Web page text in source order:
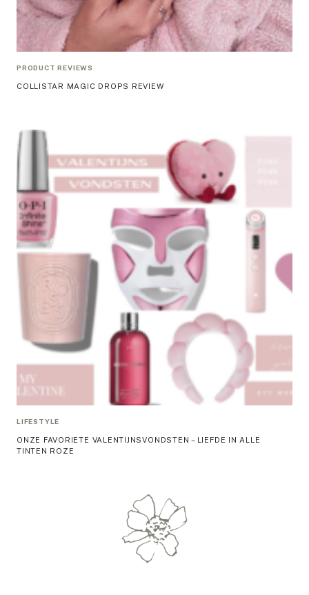
PRODUCT REVIEWS
COLLISTAR MAGIC DROPS REVIEW
LIFESTYLE
ONZE FAVORIETE VALENTIJNSVONDSTEN – LIEFDE IN ALLE
TINTEN ROZE